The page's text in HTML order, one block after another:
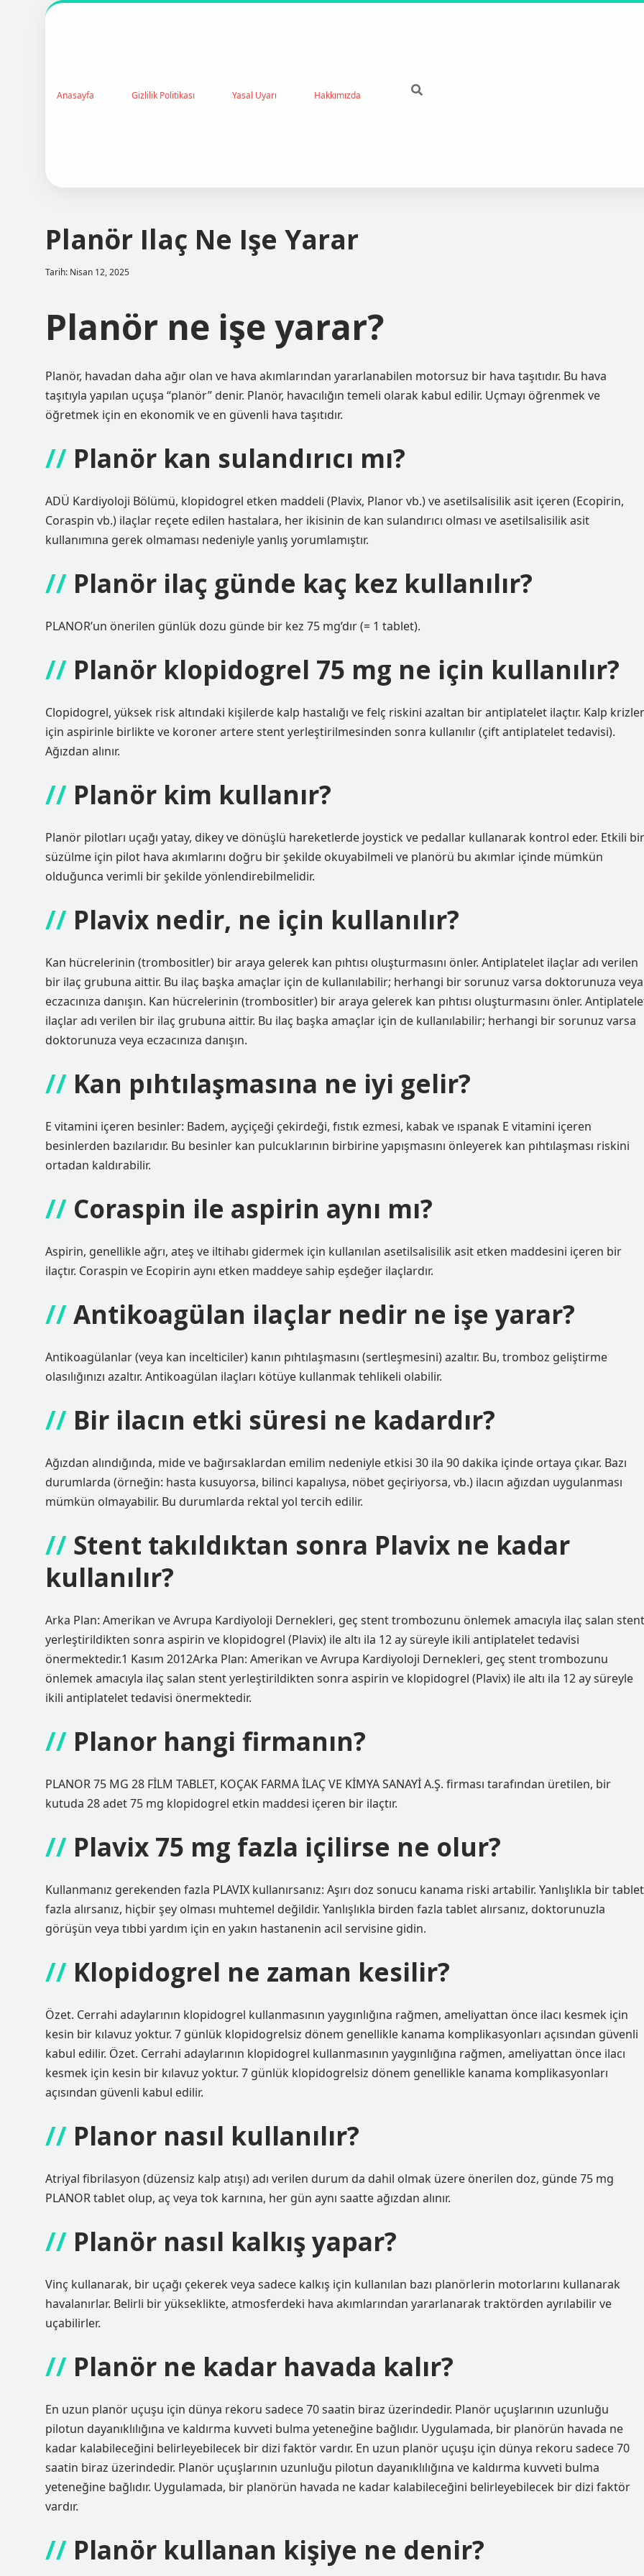
Anasayfa Gizlilik Politikası Yasal Uyarı Hakkımızda
Planör Ilaç Ne Işe Yarar
Tarih: Nisan 12, 2025
Planör ne işe yarar?
Planör, havadan daha ağır olan ve hava akımlarından yararlanabilen motorsuz bir hava taşıtıdır. Bu hava
taşıtıyla yapılan uçuşa “planör” denir. Planör, havacılığın temeli olarak kabul edilir. Uçmayı öğrenmek ve
öğretmek için en ekonomik ve en güvenli hava taşıtıdır.
Planör kan sulandırıcı mı?
ADÜ Kardiyoloji Bölümü, klopidogrel etken maddeli (Plavix, Planor vb.) ve asetilsalisilik asit içeren (Ecopirin,
Coraspin vb.) ilaçlar reçete edilen hastalara, her ikisinin de kan sulandırıcı olması ve asetilsalisilik asit
kullanımına gerek olmaması nedeniyle yanlış yorumlamıştır.
Planör ilaç günde kaç kez kullanılır?
PLANOR’un önerilen günlük dozu günde bir kez 75 mg’dır (= 1 tablet).
Planör klopidogrel 75 mg ne için kullanılır?
Clopidogrel, yüksek risk altındaki kişilerde kalp hastalığı ve felç riskini azaltan bir antiplatelet ilaçtır. Kalp
için aspirinle birlikte ve koroner artere stent yerleştirilmesinden sonra kullanılır (çift antiplatelet tedavisi).
Ağızdan alınır.
Planör kim kullanır?
Planör pilotları uçağı yatay, dikey ve dönüşlü hareketlerde joystick ve pedallar kullanarak kontrol eder. Etkili bir
süzülme için pilot hava akımlarını doğru bir şekilde okuyabilmeli ve planörü bu akımlar içinde mümkün
olduğunca verimli bir şekilde yönlendirebilmelidir.
Plavix nedir, ne için kullanılır?
Kan hücrelerinin (trombositler) bir araya gelerek kan pıhtısı oluşturmasını önler. Antiplatelet ilaçlar adı verilen
bir ilaç grubuna aittir. Bu ilaç başka amaçlar için de kullanılabilir; herhangi bir sorunuz varsa doktorunuza veya
eczacınıza danışın. Kan hücrelerinin (trombositler) bir araya gelerek kan pıhtısı oluşturmasını önler.
ilaçlar adı verilen bir ilaç grubuna aittir. Bu ilaç başka amaçlar için de kullanılabilir; herhangi bir sorunuz varsa
doktorunuza veya eczacınıza danışın.
Kan pıhtılaşmasına ne iyi gelir?
E vitamini içeren besinler: Badem, ayçiçeği çekirdeği, fıstık ezmesi, kabak ve ıspanak E vitamini içeren
besinlerden bazılarıdır. Bu besinler kan pulcuklarının birbirine yapışmasını önleyerek kan pıhtılaşması riskini
ortadan kaldırabilir.
Coraspin ile aspirin aynı mı?
Aspirin, genellikle ağrı, ateş ve iltihabı gidermek için kullanılan asetilsalisilik asit etken maddesini içeren bir
ilaçtır. Coraspin ve Ecopirin aynı etken maddeye sahip eşdeğer ilaçlardır.
Antikoagülan ilaçlar nedir ne işe yarar?
Antikoagülanlar (veya kan incelticiler) kanın pıhtılaşmasını (sertleşmesini) azaltır. Bu, tromboz geliştirme
olasılığınızı azaltır. Antikoagülan ilaçları kötüye kullanmak tehlikeli olabilir.
Bir ilacın etki süresi ne kadardır?
Ağızdan alındığında, mide ve bağırsaklardan emilim nedeniyle etkisi 30 ila 90 dakika içinde ortaya çıkar. Bazı
durumlarda (örneğin: hasta kusuyorsa, bilinci kapalıysa, nöbet geçiriyorsa, vb.) ilacın ağızdan uygulanması
mümkün olmayabilir. Bu durumlarda rektal yol tercih edilir.
Stent takıldıktan sonra Plavix ne kadar
kullanılır?
Arka Plan: Amerikan ve Avrupa Kardiyoloji Dernekleri, geç stent trombozunu önlemek amacıyla ilaç salan stent
yerleştirildikten sonra aspirin ve klopidogrel (Plavix) ile altı ila 12 ay süreyle ikili antiplatelet tedavisi
önermektedir.1 Kasım 2012Arka Plan: Amerikan ve Avrupa Kardiyoloji Dernekleri, geç stent trombozunu
önlemek amacıyla ilaç salan stent yerleştirildikten sonra aspirin ve klopidogrel (Plavix) ile altı ila 12 ay süreyle
ikili antiplatelet tedavisi önermektedir.
Planor hangi firmanın?
PLANOR 75 MG 28 FİLM TABLET, KOÇAK FARMA İLAÇ VE KİMYA SANAYİ A.Ş. firması tarafından üretilen, bir
kutuda 28 adet 75 mg klopidogrel etkin maddesi içeren bir ilaçtır.
Plavix 75 mg fazla içilirse ne olur?
Kullanmanız gerekenden fazla PLAVIX kullanırsanız: Aşırı doz sonucu kanama riski artabilir. Yanlışlıkla bir tablet
fazla alırsanız, hiçbir şey olması muhtemel değildir. Yanlışlıkla birden fazla tablet alırsanız, doktorunuzla
görüşün veya tıbbi yardım için en yakın hastanenin acil servisine gidin.
Klopidogrel ne zaman kesilir?
Özet. Cerrahi adaylarının klopidogrel kullanmasının yaygınlığına rağmen, ameliyattan önce ilacı kesmek için
kesin bir kılavuz yoktur. 7 günlük klopidogrelsiz dönem genellikle kanama komplikasyonları açısından güvenli
kabul edilir. Özet. Cerrahi adaylarının klopidogrel kullanmasının yaygınlığına rağmen, ameliyattan önce ilacı
kesmek için kesin bir kılavuz yoktur. 7 günlük klopidogrelsiz dönem genellikle kanama komplikasyonları
açısından güvenli kabul edilir.
Planor nasıl kullanılır?
Atriyal fibrilasyon (düzensiz kalp atışı) adı verilen durum da dahil olmak üzere önerilen doz, günde 75 mg
PLANOR tablet olup, aç veya tok karnına, her gün aynı saatte ağızdan alınır.
Planör nasıl kalkış yapar?
Vinç kullanarak, bir uçağı çekerek veya sadece kalkış için kullanılan bazı planörlerin motorlarını kullanarak
havalanırlar. Belirli bir yükseklikte, atmosferdeki hava akımlarından yararlanarak traktörden ayrılabilir ve
uçabilirler.
Planör ne kadar havada kalır?
En uzun planör uçuşu için dünya rekoru sadece 70 saatin biraz üzerindedir. Planör uçuşlarının uzunluğu
pilotun dayanıklılığına ve kaldırma kuvveti bulma yeteneğine bağlıdır. Uygulamada, bir planörün havada ne
kadar kalabileceğini belirleyebilecek bir dizi faktör vardır. En uzun planör uçuşu için dünya rekoru sadece 70
saatin biraz üzerindedir. Planör uçuşlarının uzunluğu pilotun dayanıklılığına ve kaldırma kuvveti bulma
yeteneğine bağlıdır. Uygulamada, bir planörün havada ne kadar kalabileceğini belirleyebilecek bir dizi faktör
vardır.
Planör kullanan kişiye ne denir?